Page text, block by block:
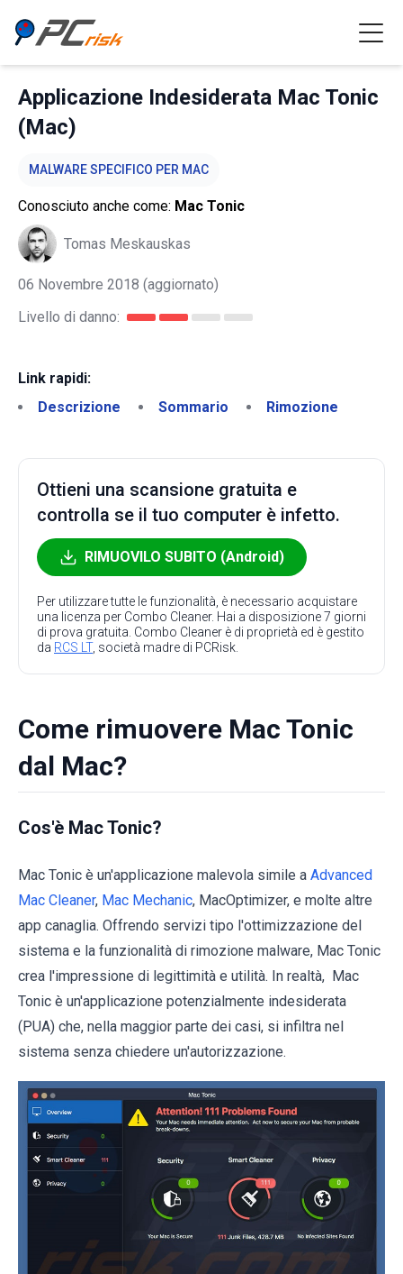
Applicazione Indesiderata Mac Tonic
(Mac)
MALWARE SPECIFICO PER MAC
Conosciuto anche come: Mac Tonic
Tomas Meskauskas
06 Novembre 2018 (aggiornato)
Livello di danno:
Link rapidi:
Descrizione
Sommario Rimozione
Ottieni una scansione gratuita e
controlla se il tuo computer è infetto.
RIMUOVILO SUBITO (Android)
Per utilizzare tutte le funzionalità, è necessario acquistare
una licenza per Combo Cleaner. Hai a disposizione 7 giorni
di prova gratuita. Combo Cleaner è di proprietà ed è gestito
da RCS LT, società madre di PCRisk.
Come rimuovere Mac Tonic
dal Mac?
Cos'è Mac Tonic?
Mac Tonic è un'applicazione malevola simile a Advanced
Mac Cleaner, Mac Mechanic, MacOptimizer, e molte altre
app canaglia. Offrendo servizi tipo l'ottimizzazione del
sistema e la funzionalità di rimozione malware, Mac Tonic
crea l'impressione di legittimità e utilità. In realtà, Mac
Tonic è un'applicazione potenzialmente indesiderata
(PUA) che, nella maggior parte dei casi, si infiltra nel
sistema senza chiedere un'autorizzazione.